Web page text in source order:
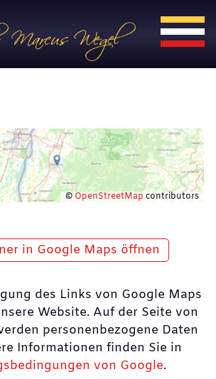
© OpenStreetMap contributors
in Google Maps öffnen
des Links von Google Maps
Website. Auf der Seite von
personenbezogene Daten
Informationen finden Sie in
von Google.